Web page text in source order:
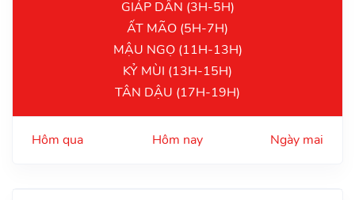
GIÁP DẦN (3H-5H)
ẤT MÃO (5H-7H)
MẬU NGỌ (11H-13H)
KỶ MÙI (13H-15H)
TÂN DẬU (17H-19H)
Hôm qua Hôm nay Ngày mai